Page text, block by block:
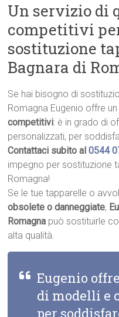
Un servizio di
competitivi
sostituzione
Bagnara di
Se hai bisogno di
Romagna Eugenio offre un
competitivi: è in grado di
personalizzati, per
Contattaci subito al0544
impegno per sostituzione
Romagna!
Se le tue tapparelle o
obsolete o danneggiate,
Romagna può sostituirle
alta qualità.
Eugenio
di modelli e
per